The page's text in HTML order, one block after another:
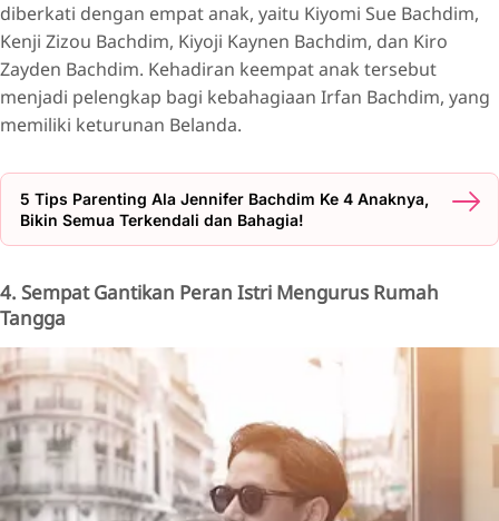
diberkati dengan empat anak, yaitu Kiyomi Sue Bachdim,
Kenji Zizou Bachdim, Kiyoji Kaynen Bachdim, dan Kiro
Zayden Bachdim. Kehadiran keempat anak tersebut
menjadi pelengkap bagi kebahagiaan Irfan Bachdim, yang
memiliki keturunan Belanda.
5 Tips Parenting Ala Jennifer Bachdim Ke 4 Anaknya,
Bikin Semua Terkendali dan Bahagia!
4. Sempat Gantikan Peran Istri Mengurus Rumah
Tangga